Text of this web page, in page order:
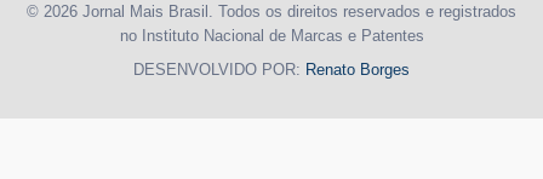
© 2026 Jornal Mais Brasil. Todos os direitos reservados e registrados
no Instituto Nacional de Marcas e Patentes
DESENVOLVIDO POR: Renato Borges